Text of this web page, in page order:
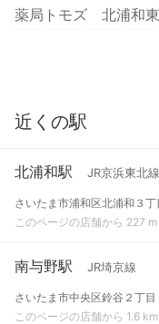
薬局トモズ 北浦和東
近くの駅
北浦和駅 JR京浜東北線
さいたま市浦和区北浦和３丁
このページの店舗から 227 m
南与野駅 JR埼京線
さいたま市中央区鈴谷２丁目
このページの店舗から 1.6 km